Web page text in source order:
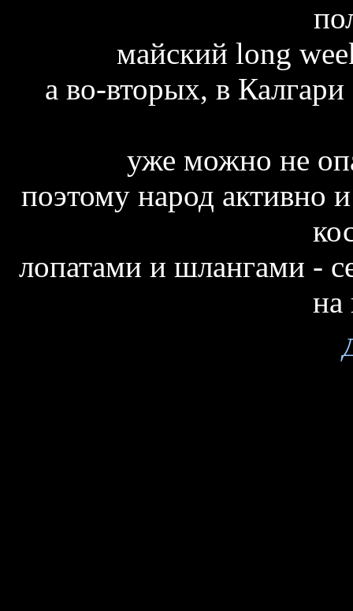
майский long
а во-вторых, в
уже можно не
поэтому народ активно
лопатами и шлангами -
на